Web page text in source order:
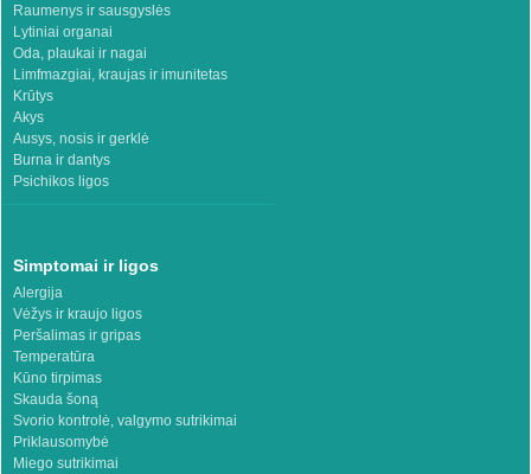
Raumenys ir sausgyslės
Lytiniai organai
Oda, plaukai ir nagai
Limfmazgiai, kraujas ir imunitetas
Krūtys
Akys
Ausys, nosis ir gerklė
Burna ir dantys
Psichikos ligos
Simptomai ir ligos
Alergija
Vėžys ir kraujo ligos
Peršalimas ir gripas
Temperatūra
Kūno tirpimas
Skauda šoną
Svorio kontrolė, valgymo sutrikimai
Priklausomybė
Miego sutrikimai